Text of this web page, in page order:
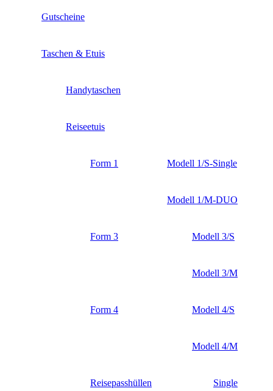
Gutscheine
Taschen & Etuis
Handytaschen
Reiseetuis
Form 1 Modell 1/S-Single
Modell 1/M-DUO
Form 3 Modell 3/S
Modell 3/M
Form 4 Modell 4/S
Modell 4/M
Reisepasshüllen Single